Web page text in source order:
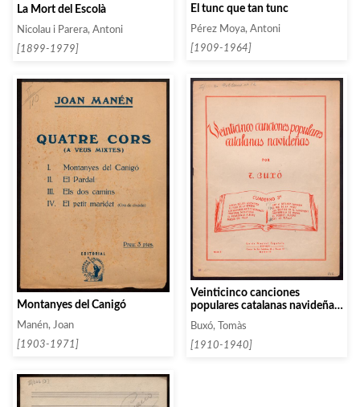
La Mort del Escolà
Nicolau i Parera, Antoni
[1899-1979]
El tunc que tan tunc
Pérez Moya, Antoni
[1909-1964]
Montanyes del Canigó
Manén, Joan
[1903-1971]
Veinticinco canciones
populares catalanas navideñas.
Cuaderno 4
Buxó, Tomàs
[1910-1940]